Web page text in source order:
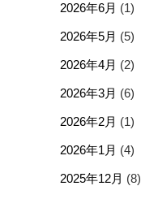
2026年6月 (1)
2026年5月 (5)
2026年4月 (2)
2026年3月 (6)
2026年2月 (1)
2026年1月 (4)
2025年12月 (8)